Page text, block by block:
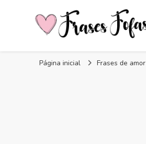
Frases Fofas
Página inicial Frases de amor